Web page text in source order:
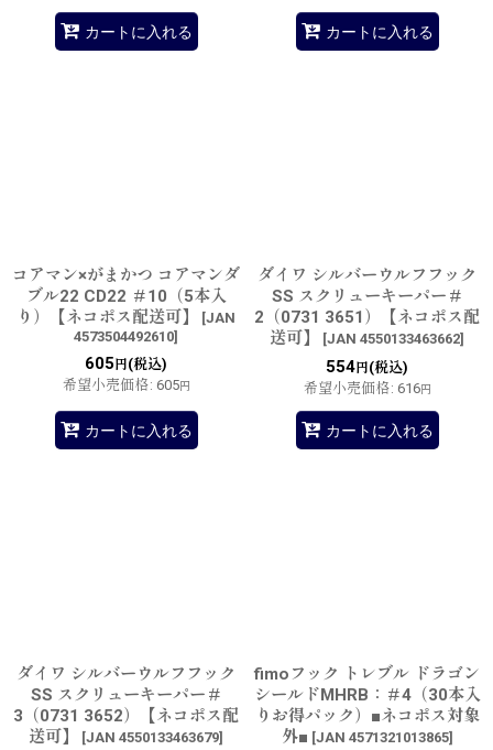
カートに入れる カートに入れる
コアマン×がまかつ コアマンダ
ブル22 CD22 ＃10（5本入
り）【ネコポス配送可】
[JAN
4573504492610]
605 円(税込)
希望小売価格: 605円
カートに入れる
ダイワ シルバーウルフフック
SS スクリューキーパー＃
2（0731 3651）【ネコポス配
送可】
[JAN 4550133463662]
554 円(税込)
希望小売価格: 616円
カートに入れる
ダイワ シルバーウルフフック
SS スクリューキーパー＃
3（0731 3652）【ネコポス配
送可】
[JAN 4550133463679]
fimoフック トレブル ドラゴン
シールドMHRB：＃4（30本入
りお得パック）■ネコポス対象
外■ [JAN 4571321013865]